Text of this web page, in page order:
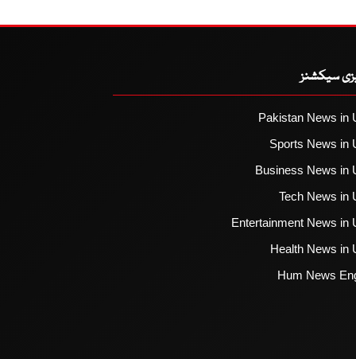
سیکشنز
Pakistan News in
Sports News in
Business News in
Tech News in
Entertainment News in
Health News in
Hum News